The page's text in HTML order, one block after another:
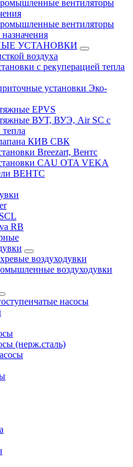
вентиляторы
вентиляторы
УСТАНОВКИ
воздуха
с рекуперацией тепла
установки Эко-
EPVS
ВУТ, ВУЭ, Air SC с
КИВ СВК
Breezart, Вентс
CAU OTA VEKA
ВЕНТС
RB
воздуходувки
воздуходувки
насосы
(нерж.сталь)